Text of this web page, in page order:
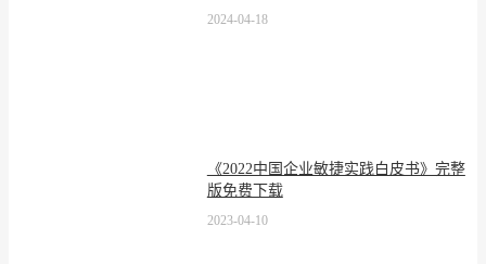
2024-04-18
《2022中国企业敏捷实践白皮书》完整
版免费下载
2023-04-10